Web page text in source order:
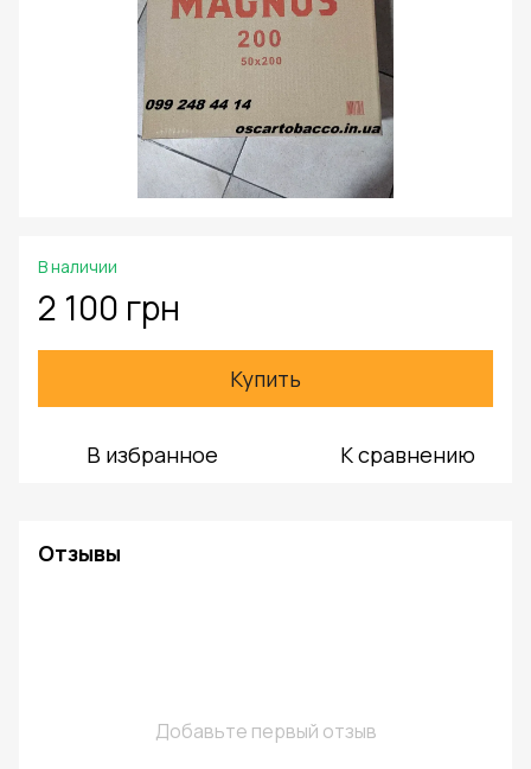
В наличии
2 100 грн
Купить
В избранное К сравнению
Отзывы
Добавьте первый отзыв